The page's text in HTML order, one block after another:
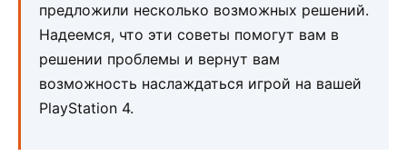
предложили несколько возможных решений.
Надеемся, что эти советы помогут вам в
решении проблемы и вернут вам
возможность наслаждаться игрой на вашей
PlayStation 4.